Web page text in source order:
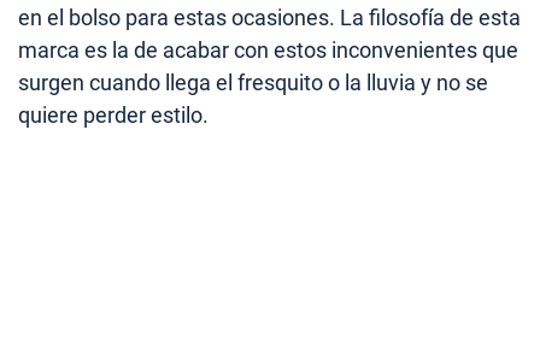
en el bolso para estas ocasiones. La filosofía de esta
marca es la de acabar con estos inconvenientes que
surgen cuando llega el fresquito o la lluvia y no se
quiere perder estilo.